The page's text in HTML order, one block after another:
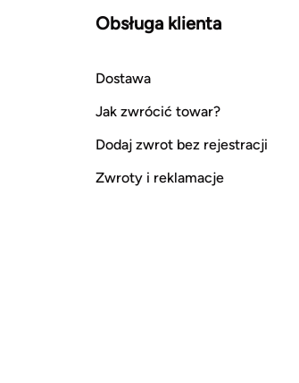
Obsługa klienta
Dostawa
Jak zwrócić towar?
Dodaj zwrot bez rejestracji
Zwroty i reklamacje